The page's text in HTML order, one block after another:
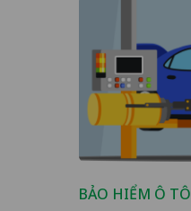
BẢO HIỂM Ô TÔ